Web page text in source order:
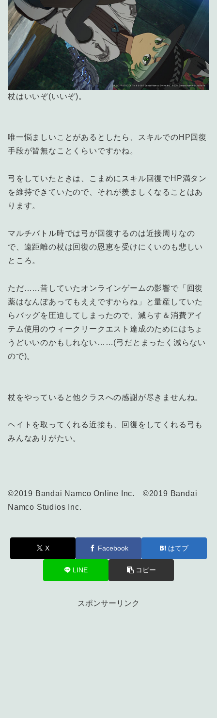
杖はいいぞ(いいぞ)。
唯一悩ましいことがあるとしたら、スキルでのHP回復
手段が皆無なことくらいですかね。
弓をしていたときは、こまめにスキル回復でHP満タン
を維持できていたので、それが羨ましくなることはあ
ります。
マルチバトル時では弓が回復するのは近接周りなの
で、遠距離の杖は回復の恩恵を受けにくいのも悲しい
ところ。
ただ……昔していたオンラインゲームの影響で「回復
薬はなんぼあってもええですからね」と量産していた
らバッグを圧迫してしまったので、減らす＆消費アイ
テム使用のウィークリークエスト達成のためにはちょ
うどいいのかもしれない……(弓だとまったく減らない
ので)。
杖をやっていると他クラスへの感謝が尽きませんね。
ヘイトを取ってくれる近接も、回復をしてくれる弓も
みんなありがたい。
©2019 Bandai Namco Online Inc. ©2019 Bandai
Namco Studios Inc.
X Facebook はてブ
LINE コピー
スポンサーリンク